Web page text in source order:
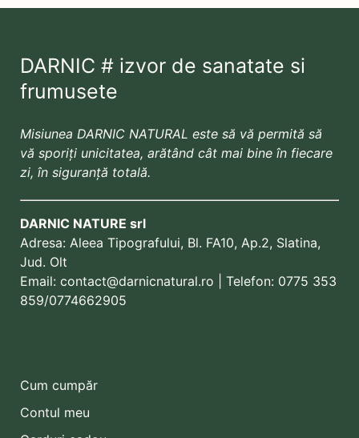
DARNIC # izvor de sanatate si
frumusete
Misiunea DARNIC NATURAL este să vă permită să
vă sporiți unicitatea, arătând cât mai bine în fiecare
zi, în siguranță totală.
DARNIC NATURE srl
Adresa: Aleea Tipografului, Bl. FA10, Ap.2, Slatina,
Jud. Olt
Email: contact@darnicnatural.ro | Telefon: 0775 353
859/0774662905
Cum cumpăr
Contul meu